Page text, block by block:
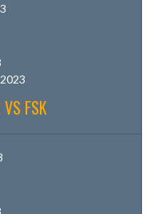
VS FSK